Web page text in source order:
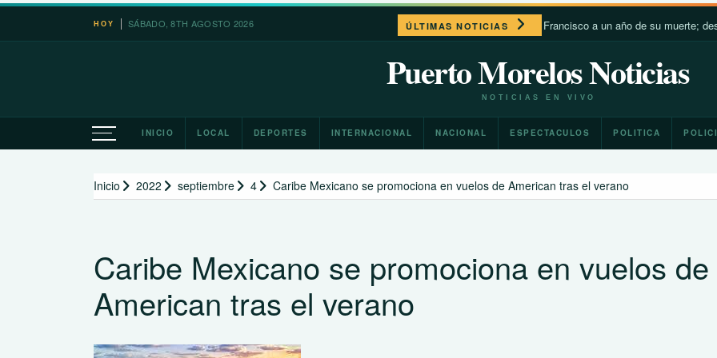
Saltar
HOY SÁBADO, 8TH AGOSTO 2026 ÚLTIMAS NOTICIAS
León XIV recuerda a Francisco a un año de su muerte; destaca su
Puerto Morelos Noticias
NOTICIAS EN VIVO
INICIO LOCAL DEPORTES INTERNACIONAL NACIONAL ESPECTACULOS POLITICA
Inicio 2022 septiembre 4 Caribe Mexicano se promociona en vuelos de American tras el verano
Caribe Mexicano se promociona en vuelos de
American tras el verano